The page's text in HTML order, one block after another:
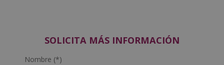
SOLICITA MÁS INFORMACIÓN
Nombre (*)